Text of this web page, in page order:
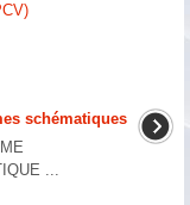
schématiques
...